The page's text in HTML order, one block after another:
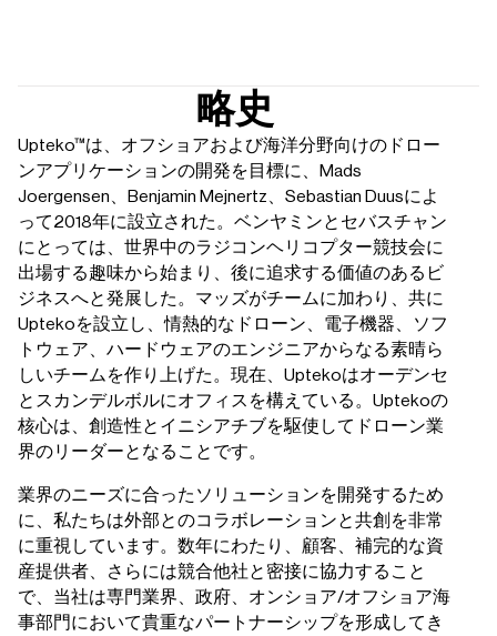
略史
Upteko™は、オフショアおよび海洋分野向けのドロー
ンアプリケーションの開発を目標に、Mads
Joergensen、Benjamin Mejnertz、Sebastian Duusによ
って2018年に設立された。ベンヤミンとセバスチャン
にとっては、世界中のラジコンヘリコプター競技会に
出場する趣味から始まり、後に追求する価値のあるビ
ジネスへと発展した。マッズがチームに加わり、共に
Uptekoを設立し、情熱的なドローン、電子機器、ソフ
トウェア、ハードウェアのエンジニアからなる素晴ら
しいチームを作り上げた。現在、Uptekoはオーデンセ
とスカンデルボルにオフィスを構えている。Uptekoの
核心は、創造性とイニシアチブを駆使してドローン業
界のリーダーとなることです。
業界のニーズに合ったソリューションを開発するため
に、私たちは外部とのコラボレーションと共創を非常
に重視しています。数年にわたり、顧客、補完的な資
産提供者、さらには競合他社と密接に協力すること
で、当社は専門業界、政府、オンショア/オフショア海
事部門において貴重なパートナーシップを形成してき